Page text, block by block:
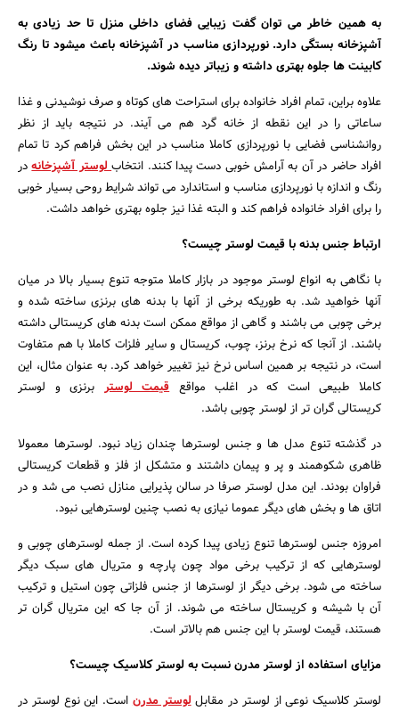
به همین خاطر می توان گفت زیبایی فضای داخلی منزل تا حد زیادی به
آشپزخانه بستگی دارد. نورپردازی مناسب در آشپزخانه باعث میشود تا رنگ
کابینت ها جلوه بهتری داشته و زیباتر دیده شوند.
علاوه براین، تمام افراد خانواده برای استراحت های کوتاه و صرف نوشیدنی و غذا
ساعاتی را در این نقطه از خانه گرد هم می آیند. در نتیجه باید از نظر
روانشناسی فضایی با نورپردازی کاملا مناسب در این بخش فراهم کرد تا تمام
افراد حاضر در آن به آرامش خوبی دست پیدا کنند. انتخابلوستر آشپزخانهدر
رنگ و اندازه با نورپردازی مناسب و استاندارد می تواند شرایط روحی بسیار خوبی
را برای افراد خانواده فراهم کند و البته غذا نیز جلوه بهتری خواهد داشت.
ارتباط جنس بدنه با قیمت لوستر چیست؟
با نگاهی به انواع لوستر موجود در بازار کاملا متوجه تنوع بسیار بالا در میان
آنها خواهید شد. به طوریکه برخی از آنها با بدنه های برنزی ساخته شده و
برخی چوبی می باشند و گاهی از مواقع ممکن است بدنه های کریستالی داشته
باشند. از آنجا که نرخ برنز، چوب، کریستال و سایر فلزات کاملا با هم متفاوت
است، در نتیجه بر همین اساس نرخ نیز تغییر خواهد کرد. به عنوان مثال، این
کاملا طبیعی است که در اغلب مواقعقیمت لوستر برنزی و لوستر
کریستالی گران تر از لوستر چوبی باشد.
در گذشته تنوع مدل ها و جنس لوسترها چندان زیاد نبود. لوسترها معمولا
ظاهری شکوهمند و پر و پیمان داشتند و متشکل از فلز و قطعات کریستالی
فراوان بودند. این مدل لوستر صرفا در سالن پذیرایی منازل نصب می شد و در
اتاق ها و بخش های دیگر عموما نیازی به نصب چنین لوسترهایی نبود.
امروزه جنس لوسترها تنوع زیادی پیدا کرده است. از جمله لوسترهای چوبی و
لوسترهایی که از ترکیب برخی مواد چون پارچه و متریال های سبک دیگر
ساخته می شود. برخی دیگر از لوسترها از جنس فلزاتی چون استیل و ترکیب
آن با شیشه و کریستال ساخته می شوند. از آن جا که این متریال گران تر
هستند، قیمت لوستر با این جنس هم بالاتر است.
مزایای استفاده از لوستر مدرن نسبت به لوستر کلاسیک چیست؟
لوستر کلاسیک نوعی از لوستر در مقابللوستر مدرناست. این نوع لوستر در